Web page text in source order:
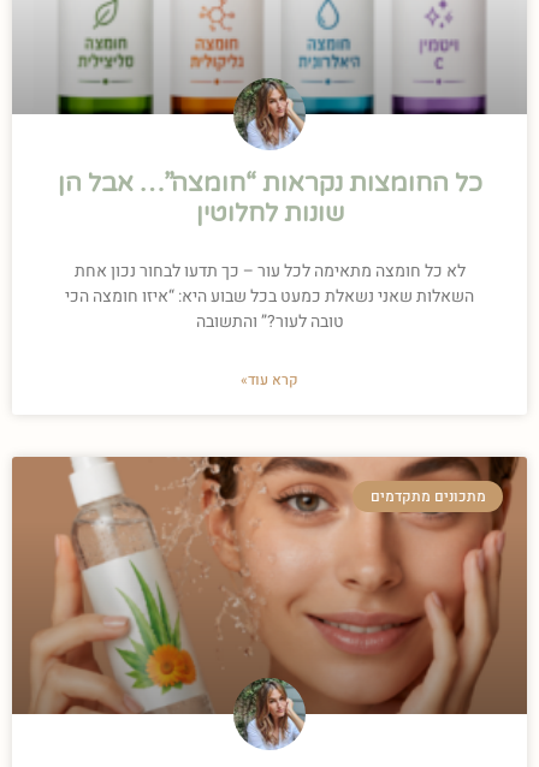
כל החומצות נקראות “חומצה”… אבל הן
שונות לחלוטין
לא כל חומצה מתאימה לכל עור – כך תדעו לבחור נכון אחת
השאלות שאני נשאלת כמעט בכל שבוע היא: “איזו חומצה הכי
טובה לעור?” והתשובה
קרא עוד»
מתכונים מתקדמים